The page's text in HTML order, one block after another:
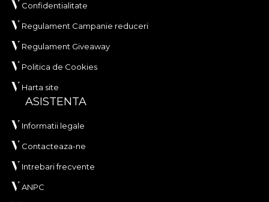
Confidentialitate
Regulament Campanie reduceri
Regulament Giveaway
Politica de Cookies
Harta site
ASISTENTA
Informatii legale
Contacteaza-ne
Intrebari frecvente
ANPC